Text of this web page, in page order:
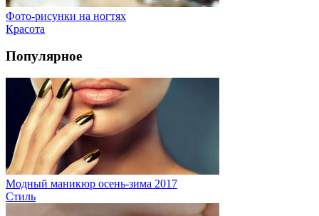
Фото-рисунки на ногтях
Красота
Популярное
Модный маникюр осень-зима 2017
Стиль